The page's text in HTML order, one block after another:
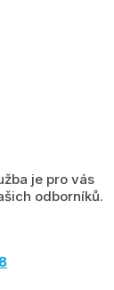
je pro vás
odborníků.